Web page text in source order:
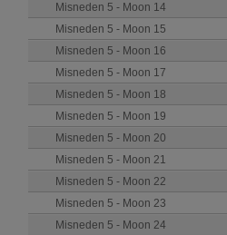
Misneden 5 - Moon 14
Misneden 5 - Moon 15
Misneden 5 - Moon 16
Misneden 5 - Moon 17
Misneden 5 - Moon 18
Misneden 5 - Moon 19
Misneden 5 - Moon 20
Misneden 5 - Moon 21
Misneden 5 - Moon 22
Misneden 5 - Moon 23
Misneden 5 - Moon 24